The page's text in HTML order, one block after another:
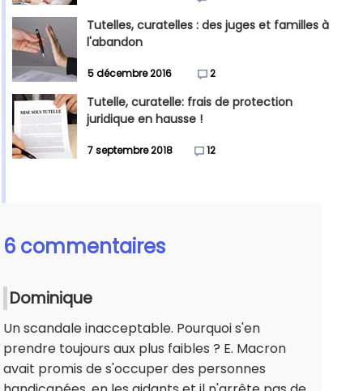
Tutelles, curatelles : des juges et familles à
l'abandon
5 décembre 2016 2
Tutelle, curatelle: frais de protection
juridique en hausse !
7 septembre 2018 12
6 commentaires
Dominique
Un scandale inacceptable. Pourquoi s'en
prendre toujours aux plus faibles ? E. Macron
avait promis de s'occuper des personnes